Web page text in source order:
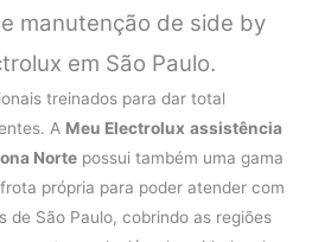
manutenção de side by
em São Paulo.
treinados para dar total
A Meu Electrolux assistência
Norte possui também uma gama
própria para poder atender com
de São Paulo, cobrindo as regiões